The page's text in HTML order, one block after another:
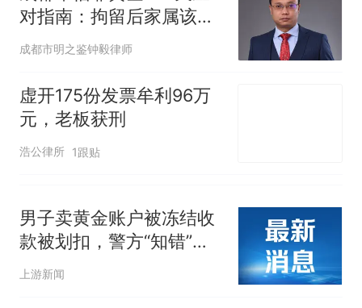
对指南：拘留后家属该怎
么做
成都市明之鉴钟毅律师
虚开175份发票牟利96万
元，老板获刑
浩公律所 1跟贴
男子卖黄金账户被冻结收
款被划扣，警方“知错”之
余还要“能改”
上游新闻